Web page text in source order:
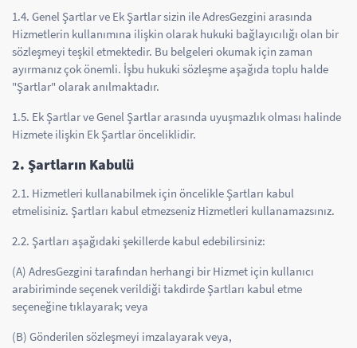
1.4. Genel Şartlar ve Ek Şartlar sizin ile AdresGezgini arasında
Hizmetlerin kullanımına ilişkin olarak hukuki bağlayıcılığı olan bir
sözleşmeyi teşkil etmektedir. Bu belgeleri okumak için zaman
ayırmanız çok önemli. İşbu hukuki sözleşme aşağıda toplu halde
"Şartlar" olarak anılmaktadır.
1.5. Ek Şartlar ve Genel Şartlar arasında uyuşmazlık olması halinde
Hizmete ilişkin Ek Şartlar önceliklidir.
2. Şartların Kabulü
2.1. Hizmetleri kullanabilmek için öncelikle Şartları kabul
etmelisiniz. Şartları kabul etmezseniz Hizmetleri kullanamazsınız.
2.2. Şartları aşağıdaki şekillerde kabul edebilirsiniz:
(A) AdresGezgini tarafından herhangi bir Hizmet için kullanıcı
arabiriminde seçenek verildiği takdirde Şartları kabul etme
seçeneğine tıklayarak; veya
(B) Gönderilen sözleşmeyi imzalayarak veya,